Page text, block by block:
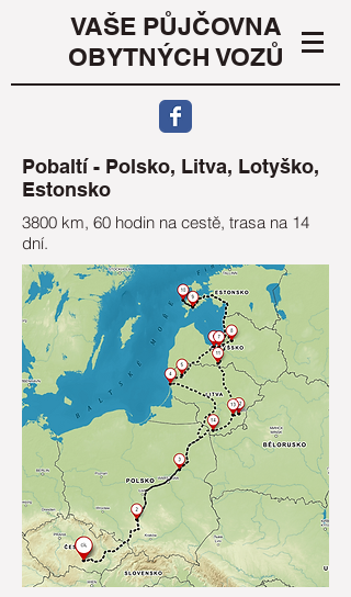
VAŠE PŮJČOVNA
OBYTNÝCH VOZŮ
Pobaltí - Polsko, Litva, Lotyško,
Estonsko
3800 km, 60 hodin na cestě, trasa na 14
dní.